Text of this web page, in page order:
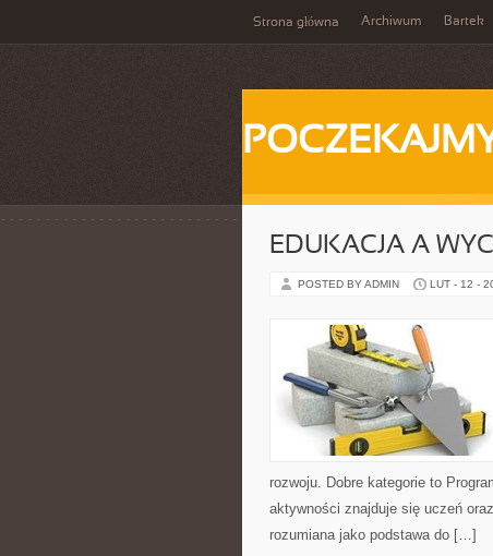
Strona główna Archiwum Bartek
EDUKACJA A
POSTED BY ADMIN LUT - 12 -
rozwoju. Dobre kategorie to
aktywności znajduje się uczeń
rozumiana jako podstawa do […]